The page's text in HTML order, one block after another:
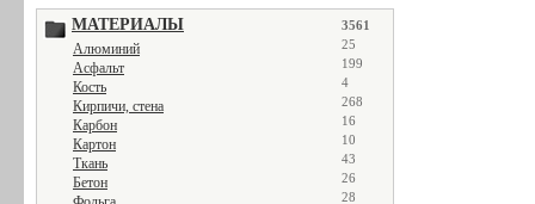
МАТЕРИАЛЫ 3561
Алюминий 25
Асфальт 199
Кость 4
Кирпичи, стена 268
Карбон 16
Картон 10
Ткань 43
Бетон 26
28